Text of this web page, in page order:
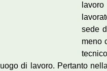
sede
meno
luogo di lavoro. Pertanto